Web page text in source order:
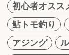
初心者オスス
鮎トモ釣り
アジング